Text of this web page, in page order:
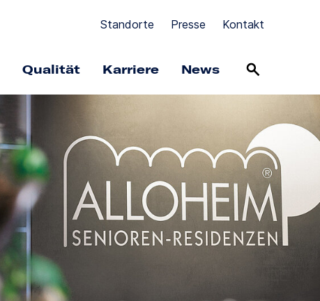
Standorte Presse Kontakt
Qualität Karriere News